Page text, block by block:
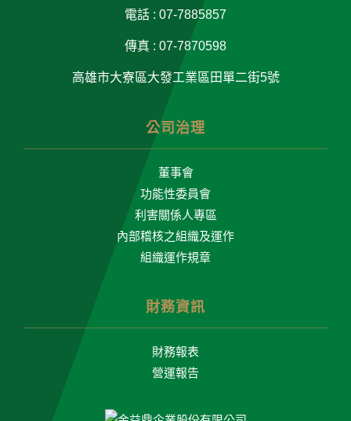
電話 : 07-7885857
傳真 : 07-7870598
高雄市大寮區大發工業區田單二街5號
公司治理
董事會
功能性委員會
利害關係人專區
內部稽核之組織及運作
組織運作規章
財務資訊
財務報表
營運報告